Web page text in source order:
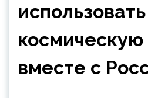
вместе с